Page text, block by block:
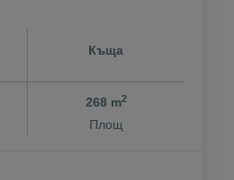
Къща
268 m2
Площ